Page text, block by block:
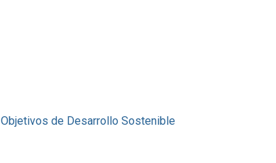
Objetivos de Desarrollo Sostenible